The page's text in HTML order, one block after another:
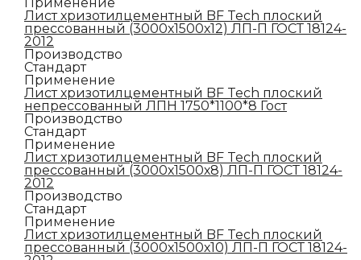
Лист хризотилцементный BF Tech плоский
прессованный (3000х1500х12) ЛП-П ГОСТ 18124-
2012
Производство
Стандарт
Применение
Лист хризотилцементный BF Tech плоский
непрессованный ЛПН 1750*1100*8 Гост
Производство
Стандарт
Применение
Лист хризотилцементный BF Tech плоский
прессованный (3000х1500х8) ЛП-П ГОСТ 18124-
2012
Производство
Стандарт
Применение
Лист хризотилцементный BF Tech плоский
прессованный (3000х1500х10) ЛП-П ГОСТ 18124-